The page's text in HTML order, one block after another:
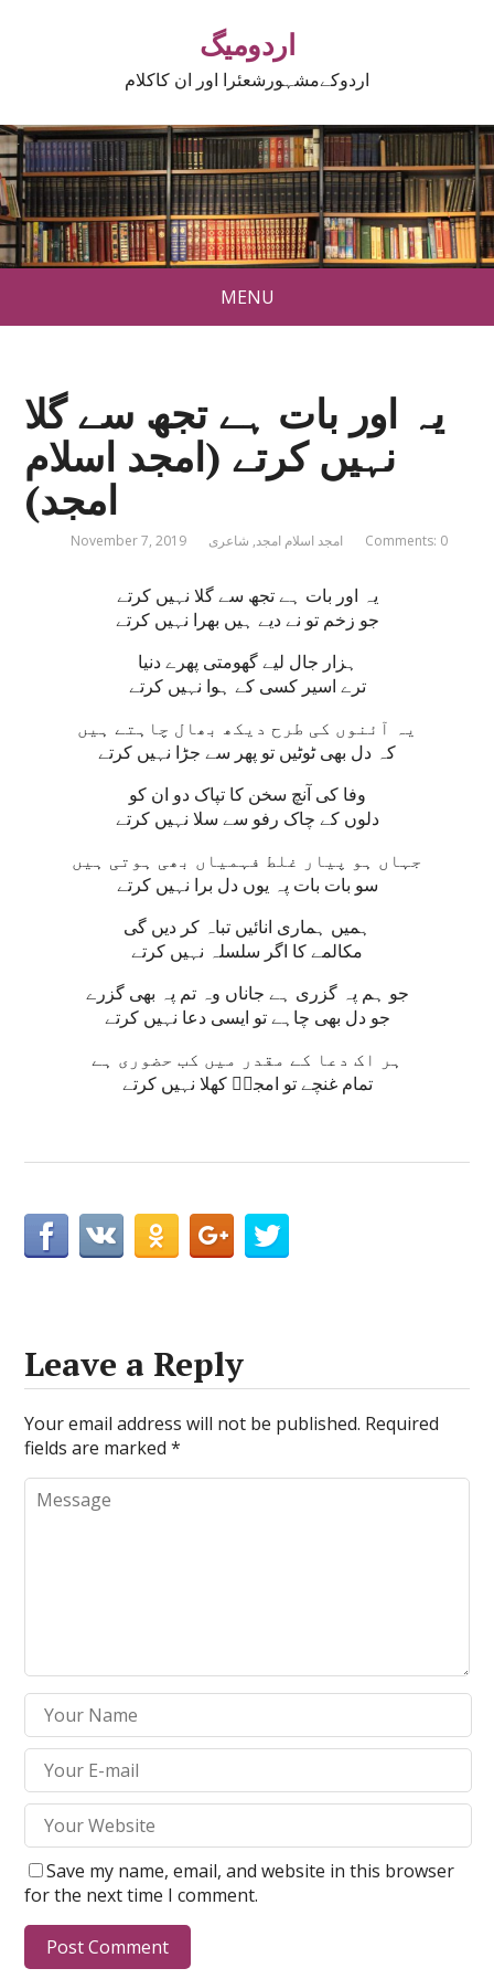
اردومیگ
اردوکےمشہورشعئرا اور ان کاکلام
MENU
یہ اور بات ہے تجھ سے گلا
نہیں کرتے (امجد اسلام
امجد)
November 7, 2019 امجد اسلام امجد, شاعری Comments: 0
یہ اور بات ہے تجھ سے گلا نہیں کرتے
جو زخم تو نے دیے ہیں بھرا نہیں کرتے
ہزار جال لیے گھومتی پھرے دنیا
ترے اسیر کسی کے ہوا نہیں کرتے
یہ آئنوں کی طرح دیکھ بھال چاہتے ہیں
کہ دل بھی ٹوٹیں تو پھر سے جڑا نہیں کرتے
وفا کی آنچ سخن کا تپاک دو ان کو
دلوں کے چاک رفو سے سلا نہیں کرتے
جہاں ہو پیار غلط فہمیاں بھی ہوتی ہیں
سو بات بات پہ یوں دل برا نہیں کرتے
ہمیں ہماری انائیں تباہ کر دیں گی
مکالمے کا اگر سلسلہ نہیں کرتے
جو ہم پہ گزری ہے جاناں وہ تم پہ بھی گزرے
جو دل بھی چاہے تو ایسی دعا نہیں کرتے
ہر اک دعا کے مقدر میں کب حضوری ہے
تمام غنچے تو امجدؔ کھلا نہیں کرتے
Leave a Reply
Your email address will not be published. Required
fields are marked*
Save my name, email, and website in this browser
for the next time I comment.